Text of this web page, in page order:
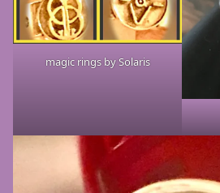
magic rings by Solaris